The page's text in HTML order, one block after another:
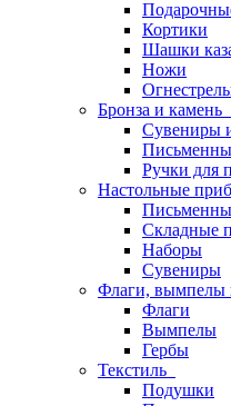
Кортики
Шашки
Ножи
Бронза и камень
Сувениры
Ручки для
Настольные
Складные
Наборы
Сувениры
Флаги, вымпелы
Флаги
Вымпелы
Гербы
Текстиль
Подушки